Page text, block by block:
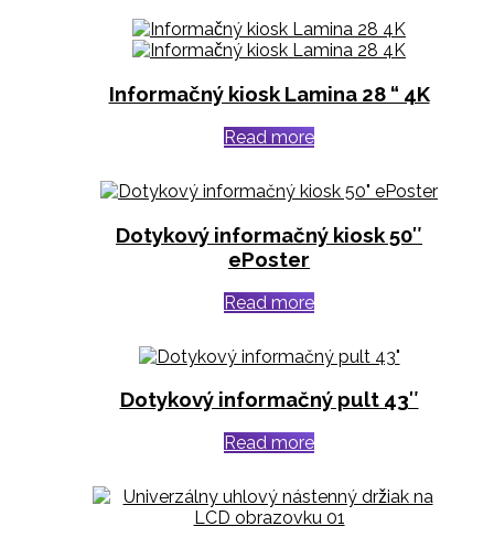
Informačný kiosk Lamina 28 “ 4K
Read more
Dotykový informačný kiosk 50″
ePoster
Read more
Dotykový informačný pult 43″
Read more